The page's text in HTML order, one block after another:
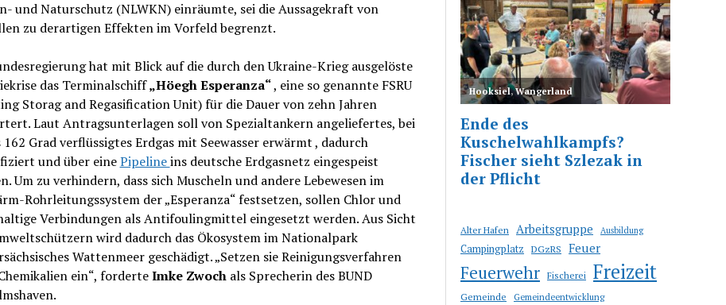
und Naturschutz (NLWKN) einräumte, sei die Aussagekraft von
zu derartigen Effekten im Vorfeld begrenzt.
hat mit Blick auf die durch den Ukraine-Krieg ausgelöste
das Terminalschiff„Höegh Esperanza“, eine so genannte FSRU
Storag and Regasification Unit) für die Dauer von zehn Jahren
Laut Antragsunterlagen soll von Spezialtankern angeliefertes, bei
162 Grad verflüssigtes Erdgas mit Seewasser erwärmt , dadurch
und über einePipelineins deutsche Erdgasnetz eingespeist
Um zu verhindern, dass sich Muscheln und andere Lebewesen im
Rohrleitungssystem der „Esperanza“ festsetzen, sollen Chlor und
Verbindungen als Antifoulingmittel eingesetzt werden. Aus Sicht
wird dadurch das Ökosystem im Nationalpark
Wattenmeer geschädigt. „Setzen sie Reinigungsverfahren
ein“, forderteImke Zwochals Sprecherin des BUND
Alter Hafen Arbeitsgruppe Ausbildung
Campingplatz DGzRS Feuer
Feuerwehr Fischerei Freizeit
Gemeinde Gemeindeentwicklung